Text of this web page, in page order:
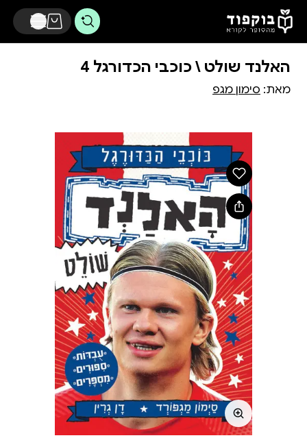
דלג לתוכן הראשי
האלנד שולט \ כוכבי הכדורגל 4
מאת: סימון מגפ